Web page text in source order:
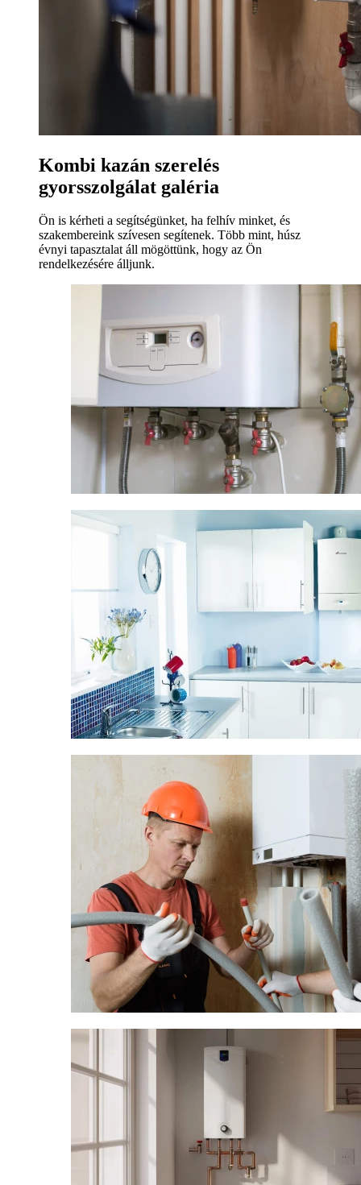
Kombi kazán szerelés
gyorsszolgálat galéria
Ön is kérheti a segítségünket, ha felhív minket, és
szakembereink szívesen segítenek. Több mint, húsz
évnyi tapasztalat áll mögöttünk, hogy az Ön
rendelkezésére álljunk.